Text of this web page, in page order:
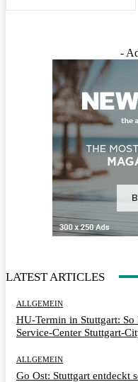
-
LATEST ARTICLES
ALLGEMEIN
HU-Termin in Stuttgart:
Service-Center Stuttgart-
ALLGEMEIN
Go Ost: Stuttgart entdeckt